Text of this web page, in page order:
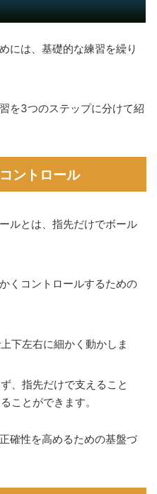
には、基礎的な練習を繰り
を3つのステップに分けて紹
ントロール
ルとは、指先だけでボール
くコントロールするための
下左右に細かく動かしま
、指先だけで支えること
ことができます。
確性を高めるための基盤づ